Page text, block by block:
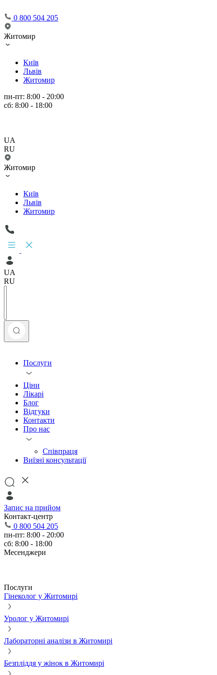
0 800 504 205
Житомир
Київ
Львів
Житомир
пн-пт: 8:00 - 20:00
сб: 8:00 - 18:00
UA
RU
Житомир
Київ
Львів
Житомир
UA
RU
Послуги
Ціни
Лікарі
Блог
Відгуки
Контакти
Про нас
Співпраця
Виїзні консультації
Запис на прийом
Контакт-центр
0 800 504 205
пн-пт: 8:00 - 20:00
сб: 8:00 - 18:00
Месенджери
Послуги
Гінеколог у Житомирі
Уролог у Житомирі
Лабораторні аналізи в Житомирі
Безпліддя у жінок в Житомирі